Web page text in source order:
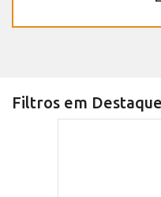
Filtros em Destaque